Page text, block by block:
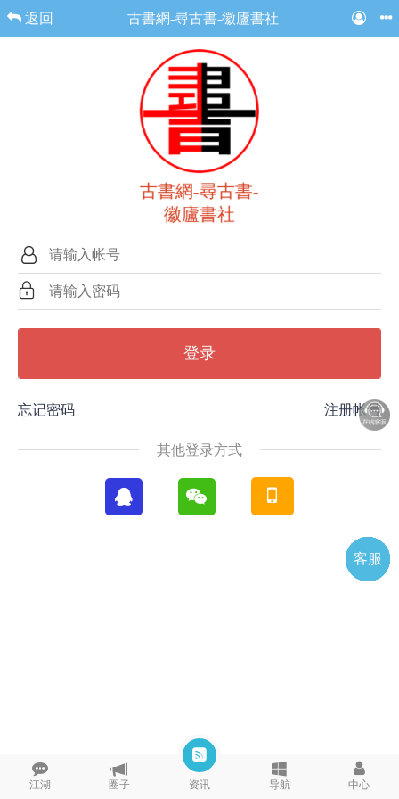
返回 古書網-尋古書-徽廬書社
古書網-尋古書-
徽廬書社
登录
忘记密码 注册帐号
其他登录方式
江湖 圈子 资讯 导航 中心
客服
QQ
电话
微信
微聊
TOP